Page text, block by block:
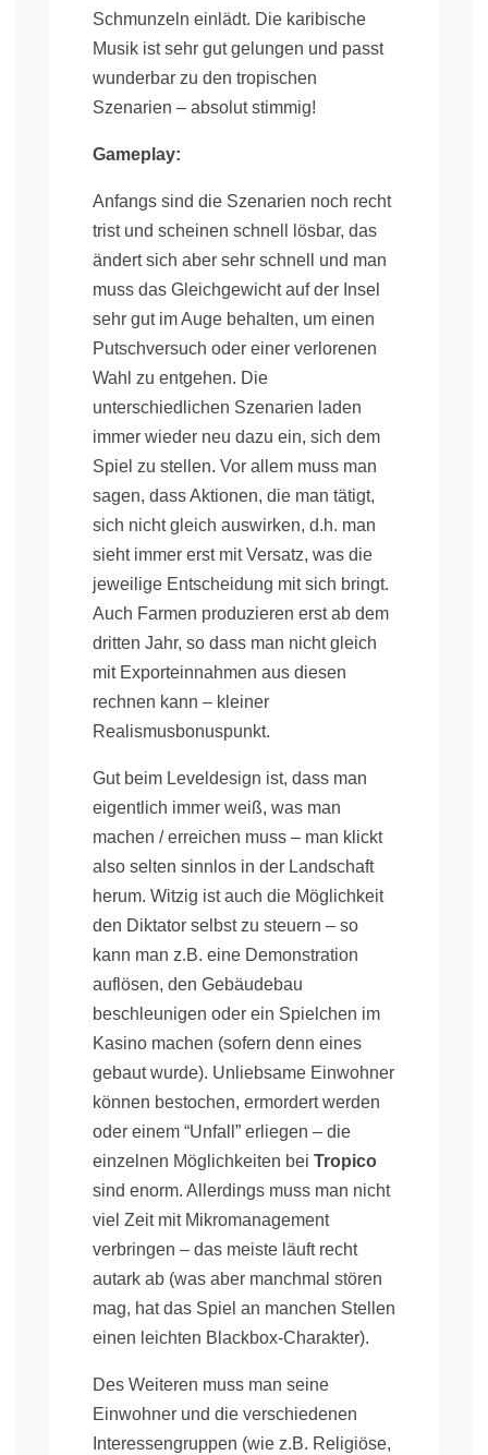
Schmunzeln einlädt. Die karibische
Musik ist sehr gut gelungen und passt
wunderbar zu den tropischen
Szenarien – absolut stimmig!
Gameplay:
Anfangs sind die Szenarien noch recht
trist und scheinen schnell lösbar, das
ändert sich aber sehr schnell und man
muss das Gleichgewicht auf der Insel
sehr gut im Auge behalten, um einen
Putschversuch oder einer verlorenen
Wahl zu entgehen. Die
unterschiedlichen Szenarien laden
immer wieder neu dazu ein, sich dem
Spiel zu stellen. Vor allem muss man
sagen, dass Aktionen, die man tätigt,
sich nicht gleich auswirken, d.h. man
sieht immer erst mit Versatz, was die
jeweilige Entscheidung mit sich bringt.
Auch Farmen produzieren erst ab dem
dritten Jahr, so dass man nicht gleich
mit Exporteinnahmen aus diesen
rechnen kann – kleiner
Realismusbonuspunkt.
Gut beim Leveldesign ist, dass man
eigentlich immer weiß, was man
machen / erreichen muss – man klickt
also selten sinnlos in der Landschaft
herum. Witzig ist auch die Möglichkeit
den Diktator selbst zu steuern – so
kann man z.B. eine Demonstration
auflösen, den Gebäudebau
beschleunigen oder ein Spielchen im
Kasino machen (sofern denn eines
gebaut wurde). Unliebsame Einwohner
können bestochen, ermordert werden
oder einem “Unfall” erliegen – die
einzelnen Möglichkeiten bei Tropico
sind enorm. Allerdings muss man nicht
viel Zeit mit Mikromanagement
verbringen – das meiste läuft recht
autark ab (was aber manchmal stören
mag, hat das Spiel an manchen Stellen
einen leichten Blackbox-Charakter).
Des Weiteren muss man seine
Einwohner und die verschiedenen
Interessengruppen (wie z.B. Religiöse,